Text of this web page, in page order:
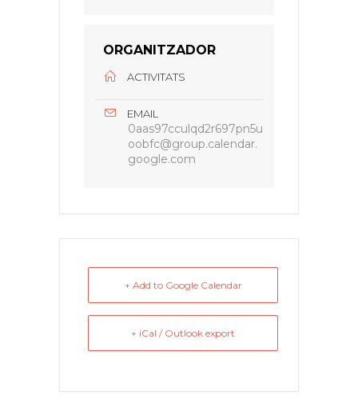
ORGANITZADOR
ACTIVITATS
EMAIL
0aas97cculqd2r697pn5u
oobfc@group.calendar.
google.com
+ Add to Google Calendar
+ iCal / Outlook export